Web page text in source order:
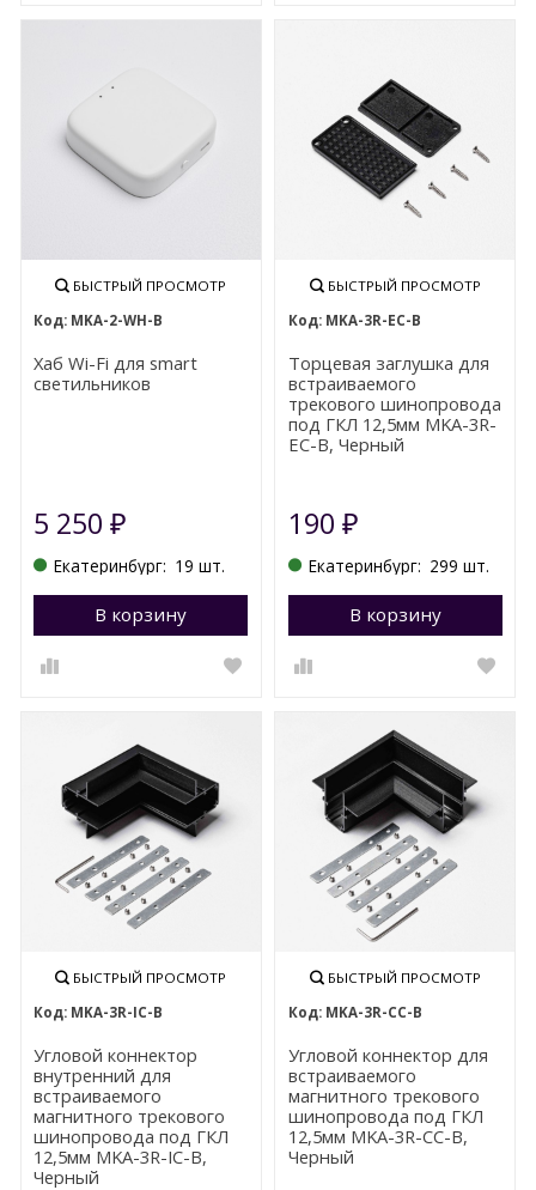
БЫСТРЫЙ ПРОСМОТР
MKA-2-WH-B
Хаб Wi-Fi для smart
светильников
5 250₽
Екатеринбург: 19 шт.
В корзину Перейти в корзину
БЫСТРЫЙ ПРОСМОТР
MKA-3R-EC-B
Торцевая заглушка для
встраиваемого
трекового шинопровода
под ГКЛ 12,5мм MKA-3R-
EC-B, Черный
190 ₽
Екатеринбург: 299 шт.
В корзину
БЫСТРЫЙ ПРОСМОТР
MKA-3R-IC-B
Угловой коннектор
внутренний для
встраиваемого
магнитного трекового
шинопровода под ГКЛ
12,5мм MKA-3R-IC-B,
Черный
БЫСТРЫЙ ПРОСМОТР
MKA-3R-CC-B
Угловой коннектор для
встраиваемого
магнитного трекового
шинопровода под ГКЛ
12,5мм MKA-3R-CC-B,
Черный